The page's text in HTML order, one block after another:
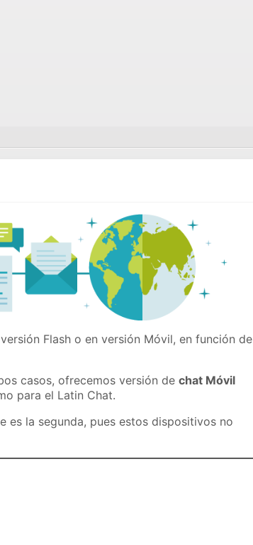
Flash o en versión Móvil, en función de
casos, ofrecemos versión dechat Móvil
para el Latin Chat.
es la segunda, pues estos dispositivos no